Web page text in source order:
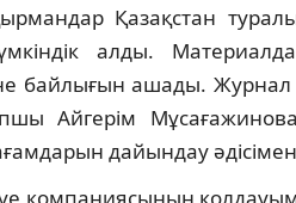
Қазақстан
алды.
байлығын ашады.
Айгерім
дайындау әдісімен